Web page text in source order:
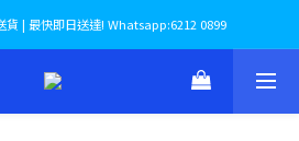
| 最快即日送達! Whatsapp:6212 0899